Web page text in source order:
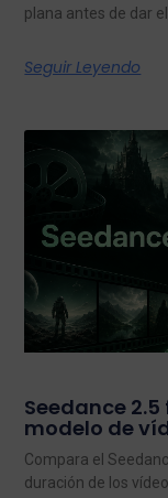
plana antes de dar el
Seguir Leyendo
Seedance
modelo de
Compara el
duración de los